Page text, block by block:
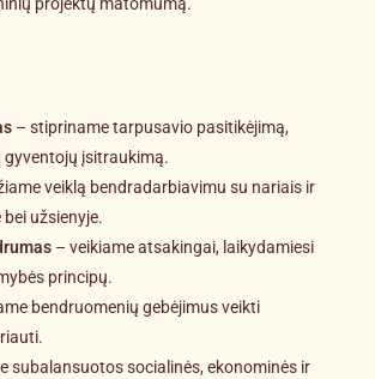
projektų matomumą.
– stipriname tarpusavio pasitikėjimą,
įsitraukimą.
veiklą bendradarbiavimu su nariais ir
užsienyje.
– veikiame atsakingai, laikydamiesi
principų.
bendruomenių gebėjimus veikti
subalansuotos socialinės, ekonominės ir